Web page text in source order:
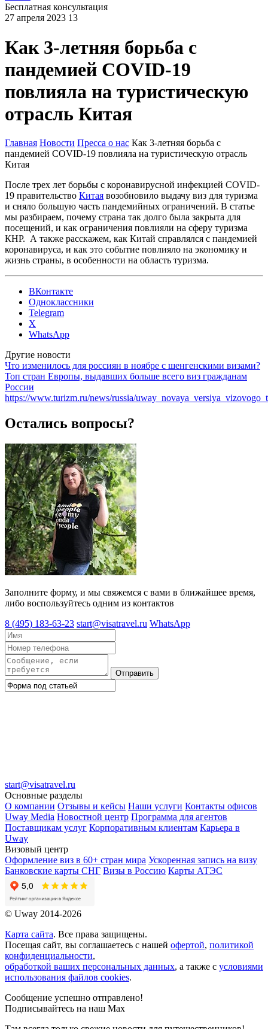
Бесплатная консультация
27 апреля 2023 13
Как 3-летняя борьба с
пандемией COVID-19
повлияла на туристическую
отрасль Китая
Главная Новости Пресса о нас Как 3-летняя борьба с
пандемией COVID-19 повлияла на туристическую отрасль
Китая
После трех лет борьбы с коронавирусной инфекцией COVID-
19 правительство Китая возобновило выдачу виз для туризма
и сняло большую часть пандемийных ограничений. В статье
мы разбираем, почему страна так долго была закрыта для
посещений, и как ограничения повлияли на сферу туризма
КНР. А также расскажем, как Китай справлялся с пандемией
коронавируса, и как это событие повлияло на экономику и
жизнь страны, в особенности на область туризма.
ВКонтакте
Одноклассники
Telegram
X
WhatsApp
Другие новости
Что изменилось для россиян в ноябре с шенгенскими визами?
Топ стран Европы, выдавших больше всего виз гражданам
России
https://www.turizm.ru/news/russia/
Остались вопросы?
Заполните форму, и мы свяжемся с вами в ближайшее время,
либо воспользуйтесь одним из контактов
8 (495) 183-63-23 start@visatravel.ru WhatsApp
Отправить
start@visatravel.ru
Основные разделы
О компании Отзывы и кейсы Наши услуги Контакты офисов
Uway Media Новостной центр Программа для агентов
Поставщикам услуг Корпоративным клиентам Карьера в
Uway
Визовый центр
Оформление виз в 60+ стран мира Ускоренная запись на визу
Банковские карты СНГ Визы в Россию Карты АТЭС
© Uway 2014-2026
Карта сайта. Все права защищены.
Посещая сайт, вы соглашаетесь с нашей офертой, политикой
конфиденциальности,
обработкой ваших персональных данных, а также с условиями
использования файлов cookies.
Сообщение успешно отправлено!
Подписывайтесь на наш Max